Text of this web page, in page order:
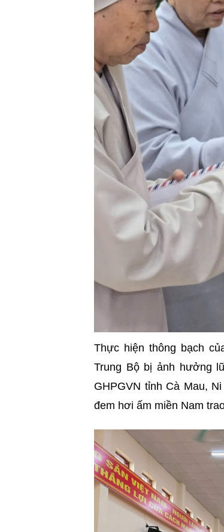
Thực hiện thông bạch
Trung Bộ bị ảnh hưởng
GHPGVN tỉnh Cà Mau,
đem hơi ấm miền Nam